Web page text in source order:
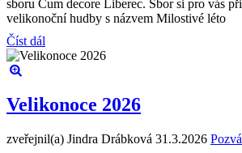
sboru Cum decore Liberec. Sbor si pro vás
velikonoční hudby s názvem Milostivé léto
Číst dál
Velikonoce 2026
zveřejnil(a) Jindra Drábková 31.3.2026